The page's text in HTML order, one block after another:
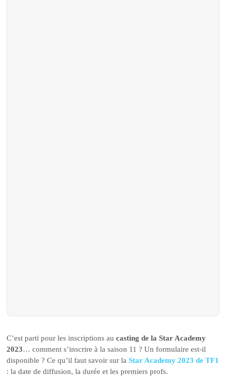
C’est parti pour les inscriptions aucasting de la Star Academy
2023… comment s’inscrire à la saison 11 ? Un formulaire est-il
disponible ? Ce qu’il faut savoir sur laStar Academy 2023 de TF1
: la date de diffusion, la durée et les premiers profs.